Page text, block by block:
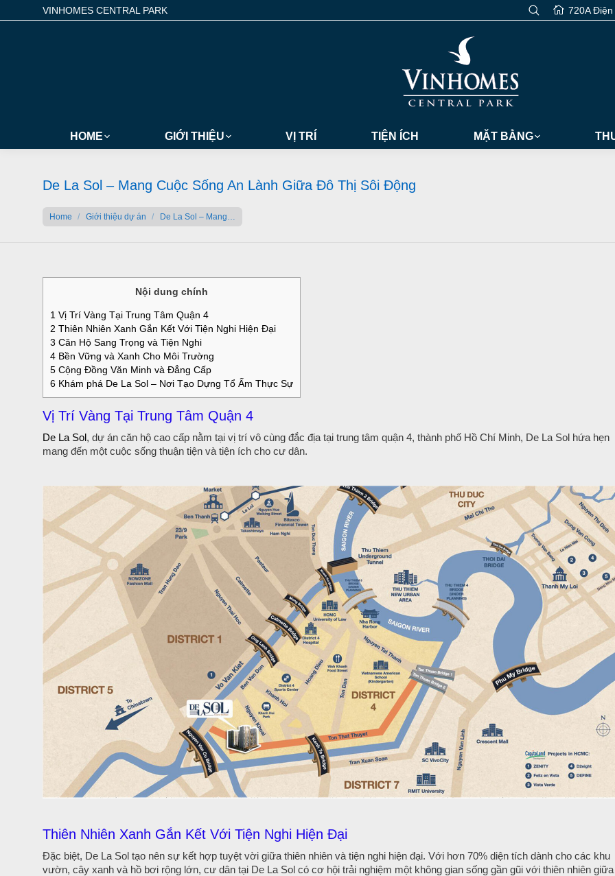
VINHOMES CENTRAL PARK 720A Điện
HOME GIỚI THIỆU VỊ TRÍ TIỆN ÍCH MẶT BẰNG
De La Sol – Mang Cuộc Sống An Lành Giữa Đô Thị Sôi Động
Home Giới thiệu dự án De La Sol – Mang…
Nội dung chính
1 Vị Trí Vàng Tại Trung Tâm Quận 4
2 Thiên Nhiên Xanh Gắn Kết Với Tiện Nghi Hiện Đại
3 Căn Hộ Sang Trọng và Tiện Nghi
4 Bền Vững và Xanh Cho Môi Trường
5 Cộng Đồng Văn Minh và Đẳng Cấp
6 Khám phá De La Sol – Nơi Tạo Dựng Tổ Ấm Thực Sự
Vị Trí Vàng Tại Trung Tâm Quận 4
De La Sol, dự án căn hộ cao cấp nằm tại vị trí vô cùng đắc địa tại trung tâm quận 4, thành phố Hồ Chí Minh, De La Sol hứa hẹn
mang đến một cuộc sống thuận tiện và tiện ích cho cư dân.
Thiên Nhiên Xanh Gắn Kết Với Tiện Nghi Hiện Đại
Đặc biệt, De La Sol tạo nên sự kết hợp tuyệt vời giữa thiên nhiên và tiện nghi hiện đại. Với hơn 70% diện tích dành cho các khu
vườn, cây xanh và hồ bơi rộng lớn, cư dân tại De La Sol có cơ hội trải nghiệm một không gian sống gần gũi với thiên nhiên giữa